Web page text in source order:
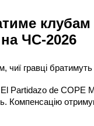
ЧС-2026
гравці братимуть
Partidazo de COPE
Компенсацію